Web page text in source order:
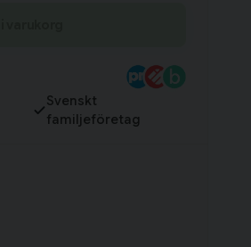
Svenskt
familjeföretag
Till varukorg